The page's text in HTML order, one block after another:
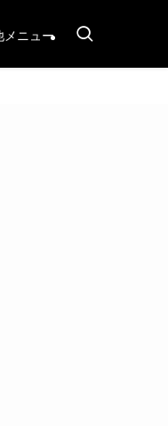
メニュー